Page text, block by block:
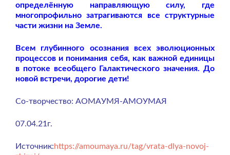
определённую направляющую силу, где
многопрофильно затрагиваются все структурные
части жизни на Земле.
Всем глубинного осознания всех эволюционных
процессов и понимания себя, как важной единицы
в потоке всеобщего Галактического значения. До
новой встречи, дорогие дети!
Со-творчество: АОМАУМЯ-АМОУМАЯ
07.04.21г.
Источник:https://amoumaya.ru/tag/vrata-dlya-novoj-